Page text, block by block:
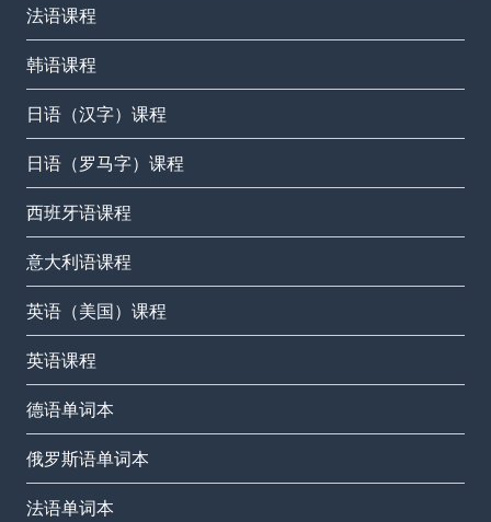
法语课程
韩语课程
日语（汉字）课程
日语（罗马字）课程
西班牙语课程
意大利语课程
英语（美国）课程
英语课程
德语单词本
俄罗斯语单词本
法语单词本